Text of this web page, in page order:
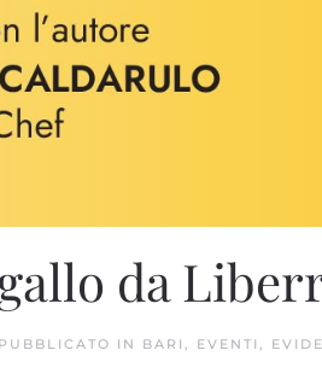
da
PUBBLICATO IN BARI EVENTI